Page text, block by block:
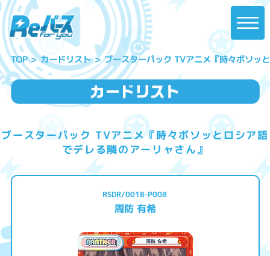
TOP カードリスト ブースターパック TVアニメ『時々ボソッ
ブースターパック TVアニメ『時々ボソッとロシア語
でデレる隣のアーリャさん』
RSDR/001B-P008
周防 有希